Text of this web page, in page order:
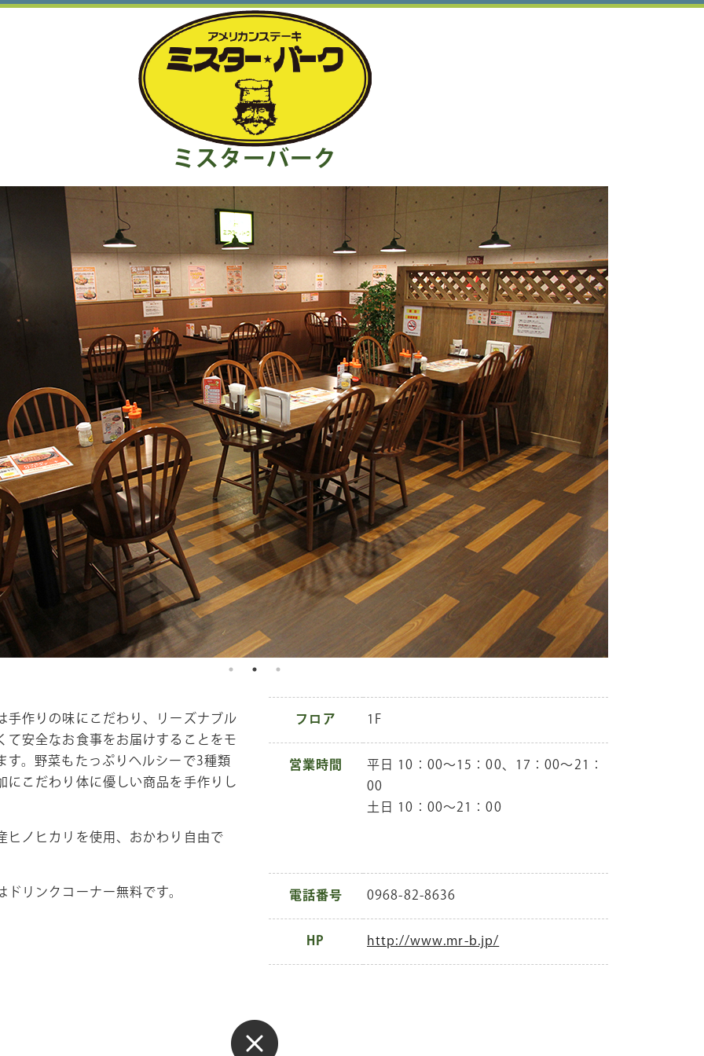
ミスターバーク
手作りの味にこだわり、リーズナブル
て安全なお食事をお届けすることをモ
す。野菜もたっぷりヘルシーで3種類
にこだわり体に優しい商品を手作りし
ヒノヒカリを使用、おかわり自由で
リンクコーナー無料です。
フロア 1F
営業時間
平日 10：00～15：00、17：00～21：
00
土日 10：00～21：00
電話番号 0968-82-8636
HP http://www.mr-b.jp/